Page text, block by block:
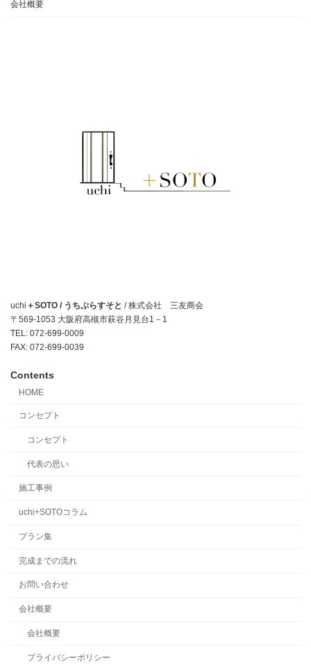
会社概要
uchi ＋SOTO / うちぷらすそと / 株式会社 三友商会
〒569-1053 大阪府高槻市萩谷月見台1－1
TEL: 072-699-0009
FAX: 072-699-0039
Contents
HOME
コンセプト
コンセプト
代表の思い
施工事例
uchi+SOTOコラム
プラン集
完成までの流れ
お問い合わせ
会社概要
会社概要
プライバシーポリシー